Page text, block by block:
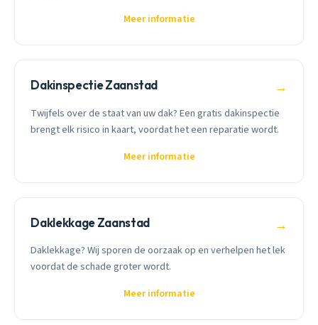
Meer informatie
Dakinspectie Zaanstad →
Twijfels over de staat van uw dak? Een gratis dakinspectie
brengt elk risico in kaart, voordat het een reparatie wordt.
Meer informatie
Daklekkage Zaanstad →
Daklekkage? Wij sporen de oorzaak op en verhelpen het lek
voordat de schade groter wordt.
Meer informatie